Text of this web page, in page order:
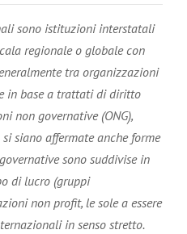
sono istituzioni interstatali
regionale o globale con
tra organizzazioni
in base a trattati di diritto
non governative (ONG),
siano affermate anche forme
sono suddivise in
di lucro (gruppi
non profit, le sole a essere
in senso stretto.